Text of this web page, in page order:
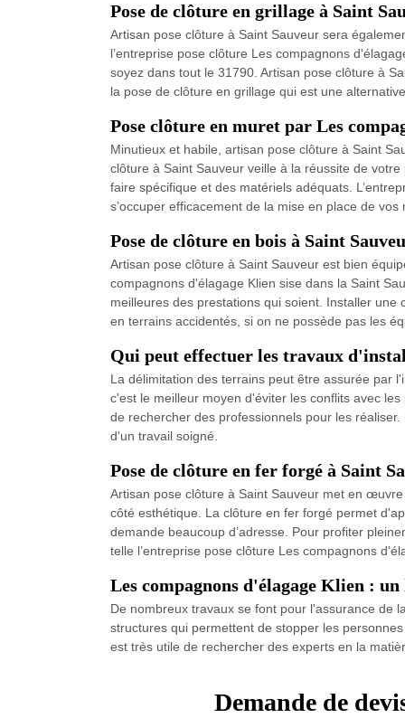
Pose de clôture en grillage à Saint
Artisan pose clôture à Saint Sauveur sera
l’entreprise pose clôture Les compagnons
soyez dans tout le 31790. Artisan pose clôture à
la pose de clôture en grillage qui est une
Pose clôture en muret par Les
Minutieux et habile, artisan pose clôture à Saint
clôture à Saint Sauveur veille à la réussite de
faire spécifique et des matériels adéquats.
s’occuper efficacement de la mise en place de
Pose de clôture en bois à Saint
Artisan pose clôture à Saint Sauveur est bien
compagnons d'élagage Klien sise dans la Saint
meilleures des prestations qui soient. Installer
en terrains accidentés, si on ne possède pas les
Qui peut effectuer les travaux
La délimitation des terrains peut être assurée par
c'est le meilleur moyen d'éviter les conflits avec
de rechercher des professionnels pour les
d'un travail soigné.
Pose de clôture en fer forgé à Saint
Artisan pose clôture à Saint Sauveur met en
côté esthétique. La clôture en fer forgé permet
demande beaucoup d’adresse. Pour profiter
telle l’entreprise pose clôture Les compagnons
Les compagnons d'élagage Klien :
De nombreux travaux se font pour l'assurance de
structures qui permettent de stopper les
est très utile de rechercher des experts en la
Demande de